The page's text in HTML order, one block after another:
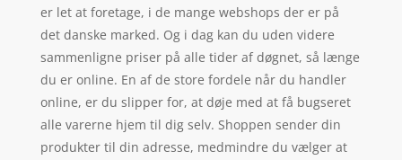
er let at foretage, i de mange webshops der er på
det danske marked. Og i dag kan du uden videre
sammenligne priser på alle tider af døgnet, så længe
du er online. En af de store fordele når du handler
online, er du slipper for, at døje med at få bugseret
alle varerne hjem til dig selv. Shoppen sender din
produkter til din adresse, medmindre du vælger at